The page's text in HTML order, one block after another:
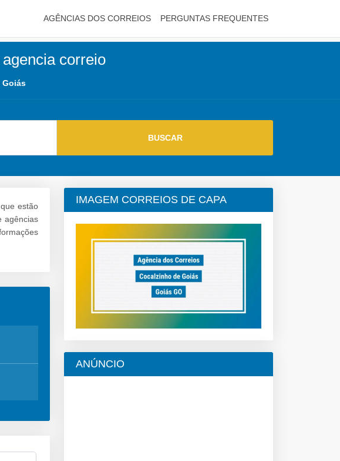
AGÊNCIAS DOS CORREIOS PERGUNTAS FREQUENTES
correio
Goiás
estão
agências
IMAGEM CORREIOS DE CAPA
ANÚNCIO